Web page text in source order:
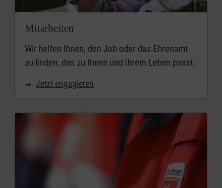
Mitarbeiten
Wir helfen Ihnen, den Job oder das Ehrenamt
zu finden, das zu Ihnen und Ihrem Leben passt.
Jetzt engagieren